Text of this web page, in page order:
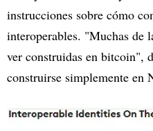
instrucciones sobre cómo
interoperables. "Muchas de
ver construidas en bitcoin",
construirse simplemente en